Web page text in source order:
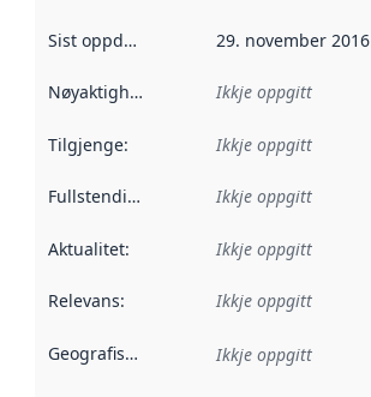
Sist oppdatert 29. november 2016
Nøyaktigheit Ikkje oppgitt
Tilgjenge: Ikkje oppgitt
Fullstendigheit Ikkje oppgitt
Aktualitet: Ikkje oppgitt
Relevans: Ikkje oppgitt
Geografisk område Ikkje oppgitt